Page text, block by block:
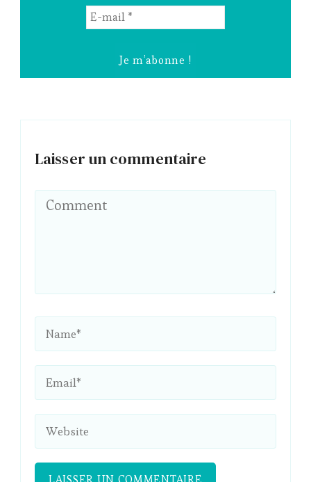
*
Laisser un commentaire